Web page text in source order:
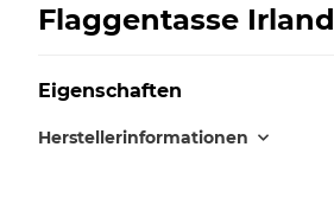
Flaggentasse Irland
Eigenschaften
Herstellerinformationen